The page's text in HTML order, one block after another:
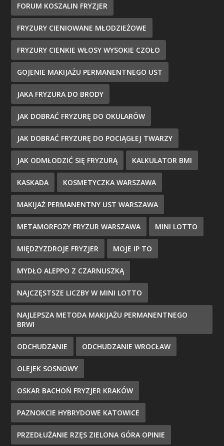
FORUM KOSZALIN FRYZJER
FRYZURY CIENIOWANE MŁODZIEŻOWE
FRYZURY CIENKIE WŁOSY WYSOKIE CZOŁO
GOJENIE MAKIJAŻU PERMANENTNEGO UST
JAKA FRYZURA DO BRODY
JAK DOBRAĆ FRYZURĘ DO OKULARÓW
JAK DOBRAĆ FRYZURĘ DO POCIĄGŁEJ TWARZY
JAK ODMŁODZIĆ SIĘ FRYZURĄ KALKULATOR BMI
KASKADA KOSMETYCZKA WARSZAWA
MAKIJAŻ PERMANENTNY UST WARSZAWA
METAMORFOZY FRYZUR WARSZAWA MINI LOTTO
MIĘDZYZDROJE FRYZJER MOJE IP TO
MYDŁO ALEPPO Z CZARNUSZKĄ
NAJCZĘSTSZE LICZBY W MINI LOTTO
NAJLEPSZA METODA MAKIJAŻU PERMANENTNEGO
BRWI
ODCHUDZANIE ODCHUDZANIE WROCŁAW
OLEJEK SOSNOWY
OSKAR BACHOŃ FRYZJER KRAKÓW
PAZNOKCIE HYBRYDOWE KATOWICE
PRZEDŁUŻANIE RZĘS ZIELONA GÓRA OPINIE